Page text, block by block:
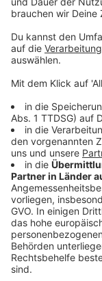
wie es zu dem
auf die Beine.
einer
scheute. Er
gegenüber
"Aufgrund
verkleinert
Feuershow
Bahn wie
Reiterin
Das Tier
nicht